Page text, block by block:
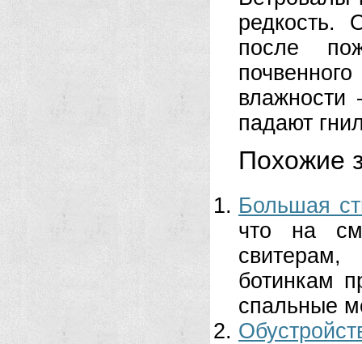
редкость.
после
падают
Похожие
Большая
что на
ботинкам
спальные